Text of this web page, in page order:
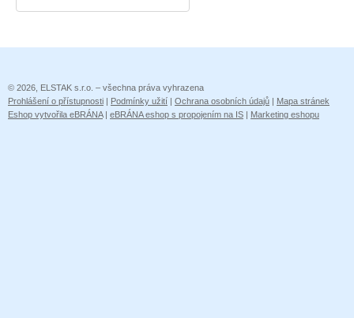
© 2026, ELSTAK s.r.o. – všechna práva vyhrazena
Prohlášení o přístupnosti | Podmínky užití | Ochrana osobních údajů | Mapa stránek
Eshop vytvořila eBRÁNA| eBRÁNA eshop s propojením na IS | Marketing eshopu